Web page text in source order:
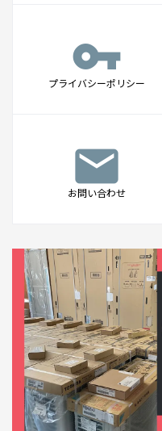
vpn_key
プライバシーポリシー
mail
お問い合わせ